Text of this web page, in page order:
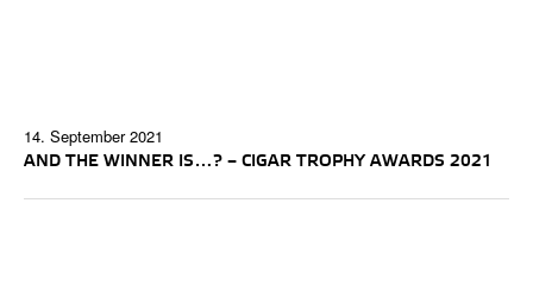
14. September 2021
AND THE WINNER IS…? – CIGAR TROPHY AWARDS 2021